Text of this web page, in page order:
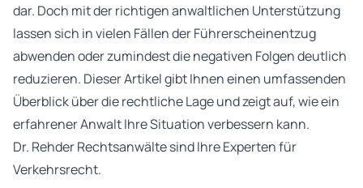
dar. Doch mit der richtigen anwaltlichen Unterstützung
lassen sich in vielen Fällen der Führerscheinentzug
abwenden oder zumindest die negativen Folgen deutlich
reduzieren. Dieser Artikel gibt Ihnen einen umfassenden
Überblick über die rechtliche Lage und zeigt auf, wie ein
erfahrener Anwalt Ihre Situation verbessern kann.
Dr. Rehder Rechtsanwälte sind IhreExperten für
Verkehrsrecht.